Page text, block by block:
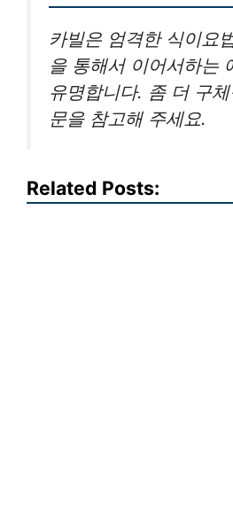
카빌은 엄격한 식이요
을 통해서 이어서하는
유명합니다. 좀 더 구
문을 참고해 주세요.
Related Posts: